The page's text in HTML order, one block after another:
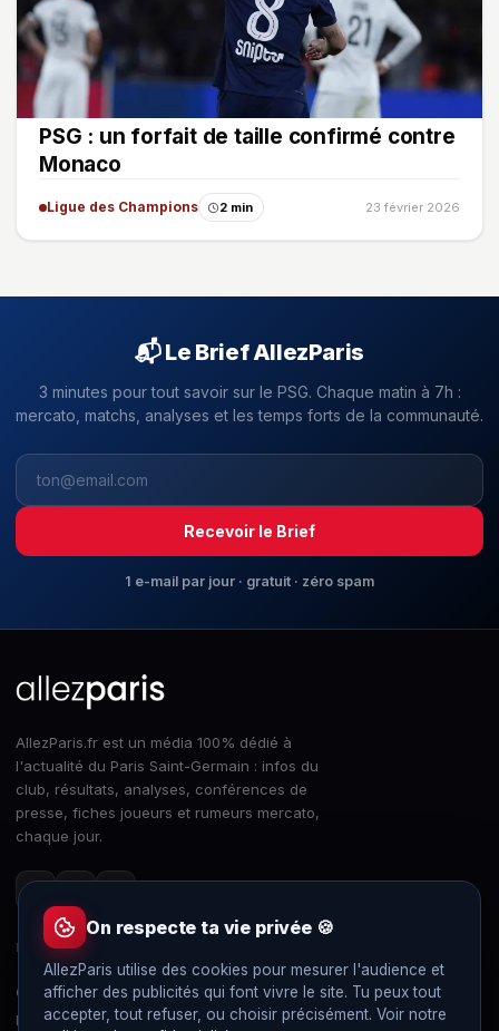
PSG : un forfait de taille confirmé contre
Monaco
Ligue des Champions 2 min 23 février 2026
📬 Le Brief AllezParis
3 minutes pour tout savoir sur le PSG. Chaque matin à 7h :
mercato, matchs, analyses et les temps forts de la communauté.
Recevoir le Brief
1 e-mail par jour · gratuit · zéro spam
AllezParis.fr est un média 100% dédié à
l'actualité du Paris Saint-Germain : infos du
club, résultats, analyses, conférences de
presse, fiches joueurs et rumeurs mercato,
chaque jour.
RUBRIQUES
Club
Mercato
Match en direct
Effectif
On respecte ta vie privée 🍪
AllezParis utilise des cookies pour mesurer l'audience et
afficher des publicités qui font vivre le site. Tu peux tout
accepter, tout refuser, ou choisir précisément. Voir notre